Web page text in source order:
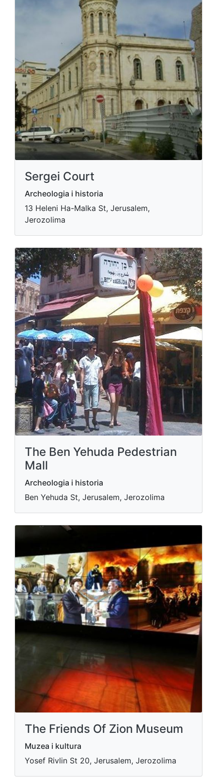
Sergei Court
Archeologia i historia
13 Heleni Ha-Malka St, Jerusalem,
Jerozolima
The Ben Yehuda Pedestrian
Mall
Archeologia i historia
Ben Yehuda St, Jerusalem, Jerozolima
The Friends Of Zion Museum
Muzea i kultura
Yosef Rivlin St 20, Jerusalem, Jerozolima